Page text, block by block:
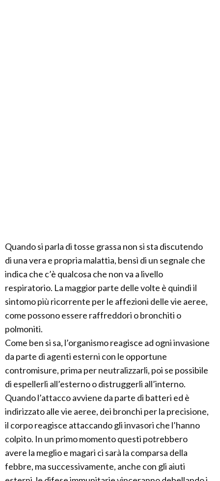
Quando si parla di tosse grassa non si sta discutendo
di una vera e propria malattia, bensì di un segnale che
indica che c’è qualcosa che non va a livello
respiratorio. La maggior parte delle volte è quindi il
sintomo più ricorrente per le affezioni delle vie aeree,
come possono essere raffreddori o bronchiti o
polmoniti.
Come ben si sa, l’organismo reagisce ad ogni invasione
da parte di agenti esterni con le opportune
contromisure, prima per neutralizzarli, poi se possibile
di espellerli all’esterno o distruggerli all’interno.
Quando l’attacco avviene da parte di batteri ed è
indirizzato alle vie aeree, dei bronchi per la precisione,
il corpo reagisce attaccando gli invasori che l’hanno
colpito. In un primo momento questi potrebbero
avere la meglio e magari ci sarà la comparsa della
febbre, ma successivamente, anche con gli aiuti